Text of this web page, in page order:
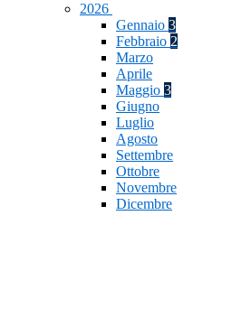
2026
Gennaio 3
Febbraio 2
Marzo
Aprile
Maggio 3
Giugno
Luglio
Agosto
Settembre
Ottobre
Novembre
Dicembre